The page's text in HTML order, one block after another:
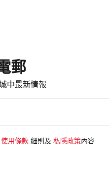
郵
中最新情報
使用條款 細則及 私隱政策 內容